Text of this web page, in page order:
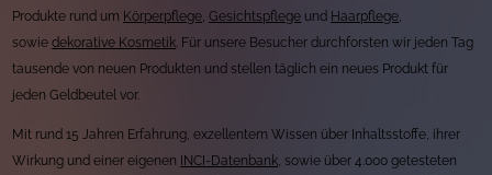
Produkte rund um Körperpflege,Gesichtspflege und Haarpflege,
sowiedekorative Kosmetik. Für unsere Besucher durchforsten wir jeden Tag
tausende von neuen Produkten und stellen täglich ein neues Produkt für
jeden Geldbeutel vor.
Mit rund 15 Jahren Erfahrung, exzellentem Wissen über Inhaltsstoffe, ihrer
Wirkung und einer eigenen
INCI-Datenbank, sowie über 4.000 getesteten